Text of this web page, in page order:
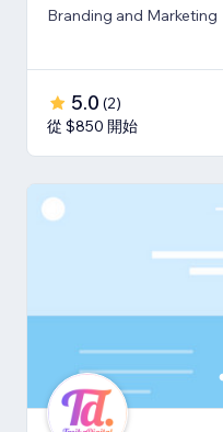
Branding and Marketing
5.0 (2)
從 $850 開始